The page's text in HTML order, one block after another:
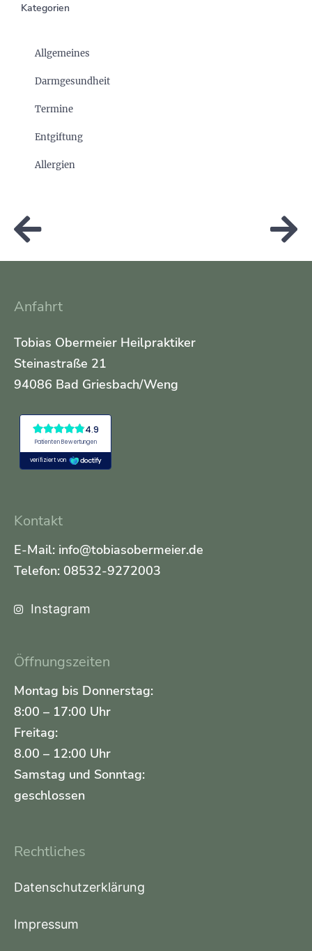
Kategorien
Allgemeines
Darmgesundheit
Termine
Entgiftung
Allergien
Anfahrt
Tobias Obermeier Heilpraktiker
Steinastraße 21
94086 Bad Griesbach/Weng
Kontakt
E-Mail: info@tobiasobermeier.de
Telefon: 08532-9272003
Instagram
Öffnungszeiten
Montag bis Donnerstag:
8:00 – 17:00 Uhr
Freitag:
8.00 – 12:00 Uhr
Samstag und Sonntag:
geschlossen
Rechtliches
Datenschutzerklärung
Impressum